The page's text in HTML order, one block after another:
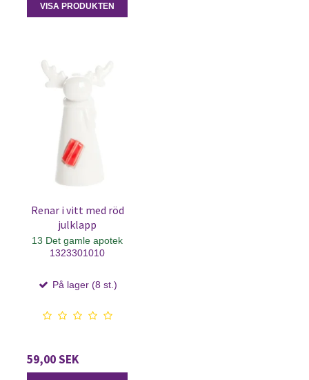
VISA PRODUKTEN
Renar i vitt med röd
julklapp
13 Det gamle apotek
1323301010
På lager (8 st.)
59,00 SEK